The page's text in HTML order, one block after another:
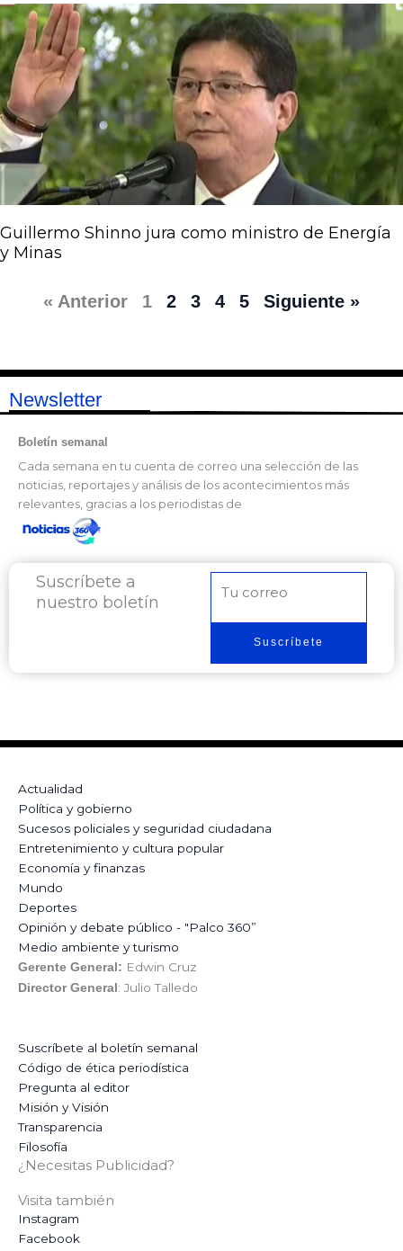
Guillermo Shinno jura como ministro de Energía
y Minas
« Anterior 1 2 3 4 5 Siguiente »
Newsletter
Boletín semanal
Cada semana en tu cuenta de correo una selección de las
noticias, reportajes y análisis de los acontecimientos más
relevantes, gracias a los periodistas de
Suscríbete a
nuestro boletín
electrónico
Suscríbete
Actualidad
Política y gobierno
Sucesos policiales y seguridad ciudadana
Entretenimiento y cultura popular
Economía y finanzas
Mundo
Deportes
Opinión y debate público - "Palco 360”
Medio ambiente y turismo
Gerente General: Edwin Cruz
Director General: Julio Talledo
Suscríbete al boletín semanal
Código de ética periodística
Pregunta al editor
Misión y Visión
Transparencia
Filosofía
¿Necesitas Publicidad?
Visita también
Instagram
Facebook